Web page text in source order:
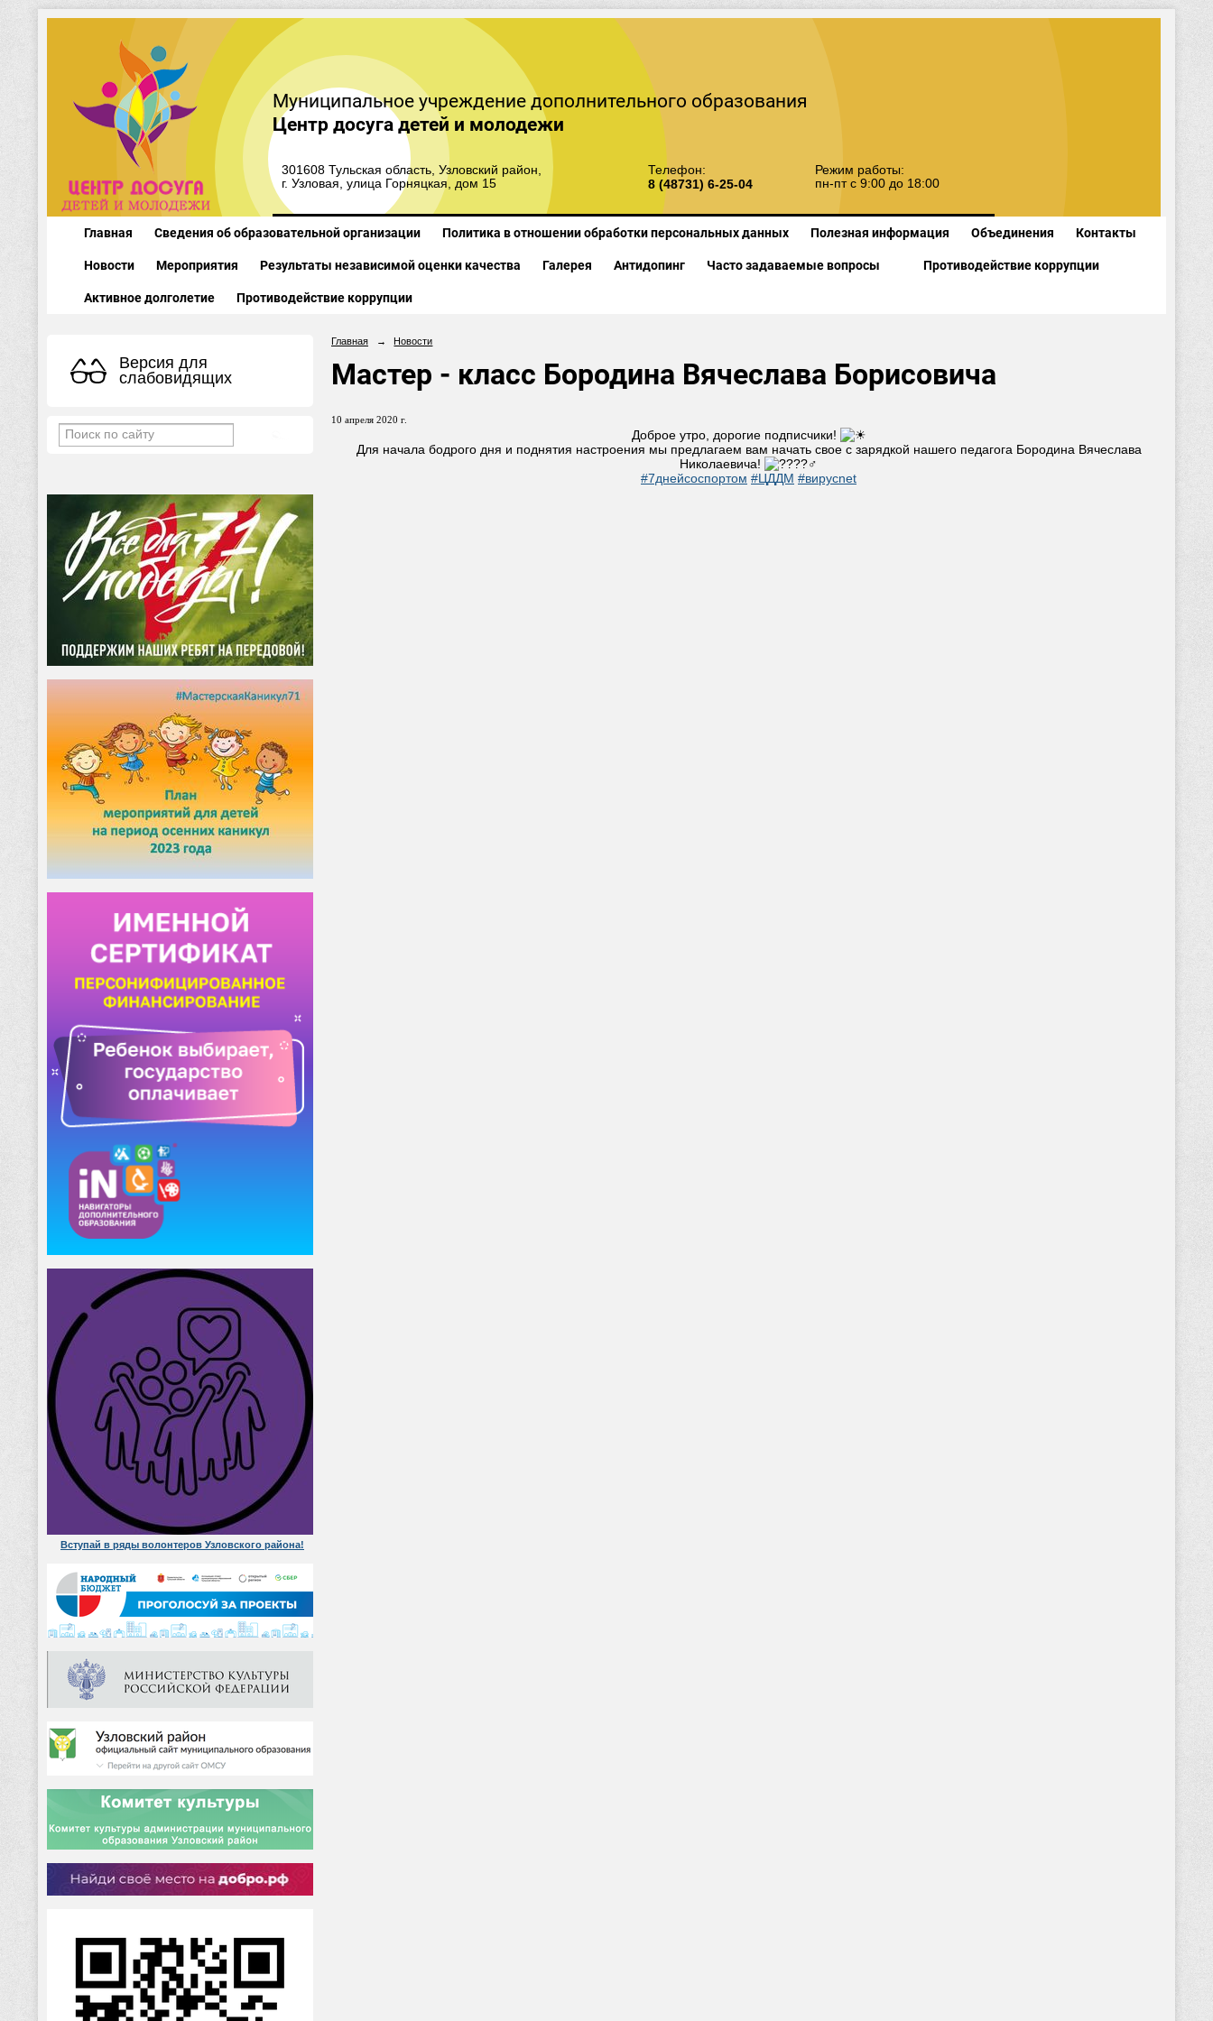
Муниципальное учреждение дополнительного образования
Центр досуга детей и молодежи
301608 Тульская область, Узловский район,
г. Узловая, улица Горняцкая, дом 15
Телефон:
8 (48731) 6-25-04
Режим работы:
пн-пт с 9:00 до 18:00
Главная Сведения об образовательной организации Политика в отношении обработки персональных данных Полезная информация Объединения Контакты
Новости Мероприятия Результаты независимой оценки качества Галерея Антидопинг Часто задаваемые вопросы Противодействие коррупции
Активное долголетие Противодействие коррупции
Версия для
слабовидящих
Вступай в ряды волонтеров Узловского района!
Главная → Новости
Мастер - класс Бородина Вячеслава Борисовича
10 апреля 2020 г.
Доброе утро, дорогие подписчики!
Для начала бодрого дня и поднятия настроения мы предлагаем вам начать свое с зарядкой нашего педагога Бородина Вячеслава
Николаевича!
#7днейсоспортом #ЦДДМ #вирусnet